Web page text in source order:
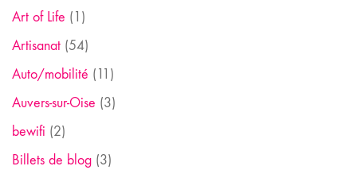
Art of Life (1)
Artisanat (54)
Auto/mobilité (11)
Auvers-sur-Oise (3)
bewifi (2)
Billets de blog (3)